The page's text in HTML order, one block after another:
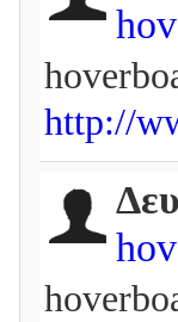
http://